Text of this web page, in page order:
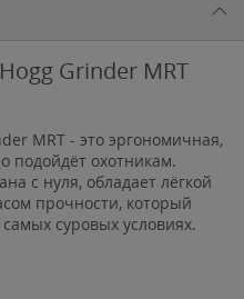
Grinder MRT
MRT - это эргономичная,
подойдёт охотникам.
с нуля, обладает лёгкой
прочности, который
суровых условиях.